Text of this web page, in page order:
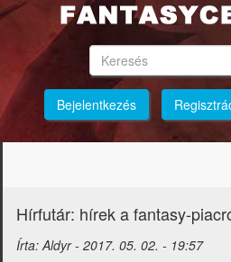
Ugrás
tartalomra
Keresés
Bejelentkezés
Hírfutár: hírek a fantasy-
Írta:Aldyr- 2017. 05. 02. - 19:57